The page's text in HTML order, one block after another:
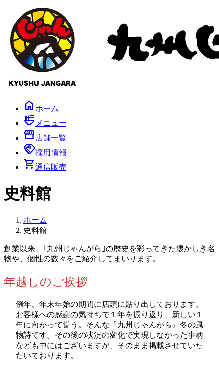
ン
ツ
キ
ー
シ
に
home ホーム
ramen_dining メニュー
storefront 店舗一覧
handshake採用情報
shopping_cart通信販売
史料館
ホーム
史料館
創業以来、｢九州じゃんがら｣の歴史を彩ってきた懐かしき名
物や、個性の数々をご紹介してまいります。
年越しのご挨拶
例年、年末年始の期間に店頭に貼り出しております。
お客様への感謝の気持ちで１年を振り返り、新しい１
年に向かって誓う。そんな『九州じゃんがら』冬の風
物詩です。その後の状況の変化で実現しなかった事柄
なども中にはございますが、そのまま掲載させていた
だいております。